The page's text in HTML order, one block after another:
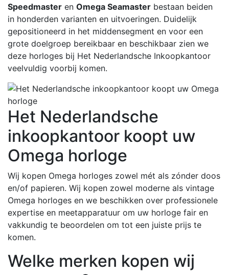
Speedmaster en Omega Seamaster bestaan beiden
in honderden varianten en uitvoeringen. Duidelijk
gepositioneerd in het middensegment en voor een
grote doelgroep bereikbaar en beschikbaar zien we
deze horloges bij Het Nederlandsche Inkoopkantoor
veelvuldig voorbij komen.
Het Nederlandsche
inkoopkantoor koopt uw
Omega horloge
Wij kopen Omega horloges zowel mét als zónder doos
en/of papieren. Wij kopen zowel moderne als vintage
Omega horloges en we beschikken over professionele
expertise en meetapparatuur om uw horloge fair en
vakkundig te beoordelen om tot een juiste prijs te
komen.
Welke merken kopen wij